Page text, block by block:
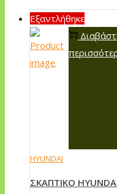
Εξαντλήθηκε
HYUNDAI
ΣKAΠTIKO